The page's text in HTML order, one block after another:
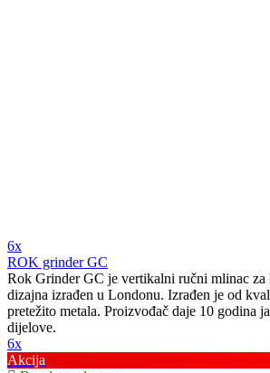
6x
ROK grinder GC
Rok Grinder GC je vertikalni ručni mlinac za
dizajna izrađen u Londonu. Izrađen je od
pretežito metala. Proizvođač daje 10 godina
dijelove.
6x
Akcija